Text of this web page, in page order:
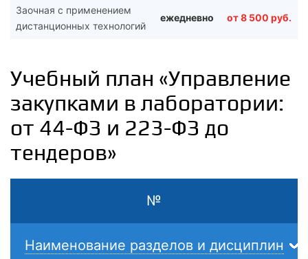
Заочная с применением
дистанционных технологий
ежедневно от 8 500 руб.
Учебный план «Управление
закупками в лаборатории:
от 44-ФЗ и 223-ФЗ до
тендеров»
№
Наименование разделов и дисциплин